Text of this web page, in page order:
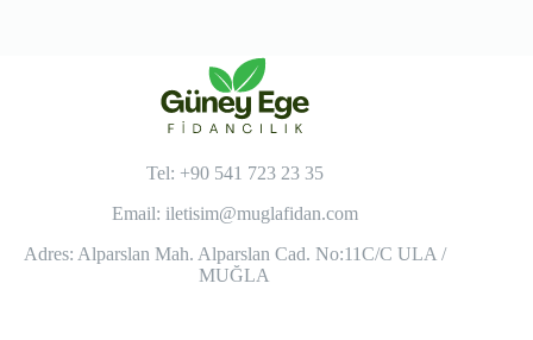
Tel: +90 541 723 23 35
Email: iletisim@muglafidan.com
Adres: Alparslan Mah. Alparslan Cad. No:11C/C ULA /
MUĞLA